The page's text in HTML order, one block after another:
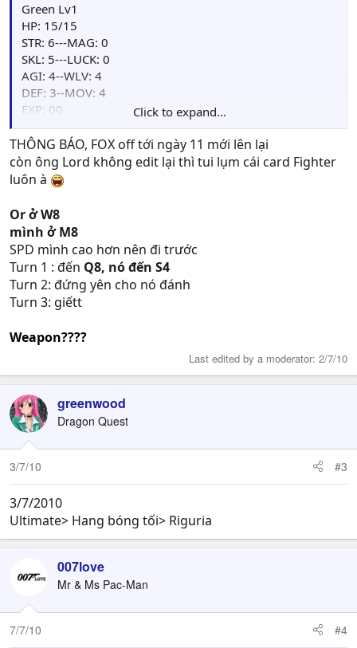
Green Lv1
HP: 15/15
STR: 6---MAG: 0
SKL: 5---LUCK: 0
AGI: 4--WLV: 4
DEF: 3--MOV: 4
EXP: 00
Points: 00
Weapon : Iron Spear[+3AGI](50/50)
Item: Herb(4)
Skill:
VS
Orge lv1
HP: 25
Str:3-----Mag:0
Skl:1-----Luk:0
Def:3-----Weapon: Iron Axe
Click to expand...
THÔNG BÁO, FOX off tới ngày 11 mới lên lại
còn ông Lord không edit lại thì tui lụm cái card Fighter
luôn à
Or ở W8
mình ở M8
SPD mình cao hơn nên đi trước
Turn 1 : đến Q8, nó đến S4
Turn 2: đứng yên cho nó đánh
Turn 3: giếtt
Weapon????
Last edited by a moderator: 2/7/10
greenwood
Dragon Quest
3/7/10 #3
3/7/2010
Ultimate> Hang bóng tối> Riguria
007love
Mr & Ms Pac-Man
7/7/10 #4